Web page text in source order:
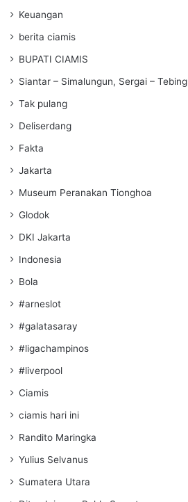
Keuangan
berita ciamis
BUPATI CIAMIS
Siantar – Simalungun, Sergai – Tebing
Tak pulang
Deliserdang
Fakta
Jakarta
Museum Peranakan Tionghoa
Glodok
DKI Jakarta
Indonesia
Bola
#arneslot
#galatasaray
#ligachampinos
#liverpool
Ciamis
ciamis hari ini
Randito Maringka
Yulius Selvanus
Sumatera Utara